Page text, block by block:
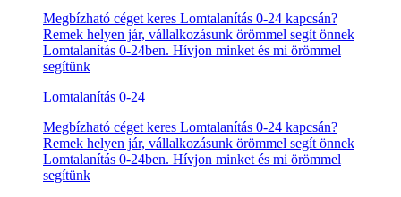
Megbízható céget keres Lomtalanítás 0-24 kapcsán?
Remek helyen jár, vállalkozásunk örömmel segít önnek
Lomtalanítás 0-24ben. Hívjon minket és mi örömmel
segítünk
Lomtalanítás 0-24
Megbízható céget keres Lomtalanítás 0-24 kapcsán?
Remek helyen jár, vállalkozásunk örömmel segít önnek
Lomtalanítás 0-24ben. Hívjon minket és mi örömmel
segítünk